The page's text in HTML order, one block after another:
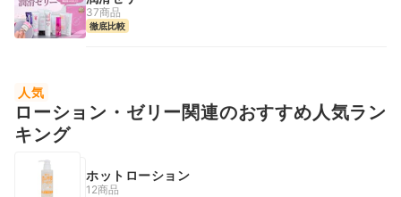
37商品
徹底比較
人気
ローション・ゼリー関連のおすすめ人気ラン
キング
ホットローション
12商品